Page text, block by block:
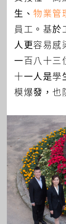
生、 物業管
員工。基於
人更容易感
一百八十三
十一人是學
模爆發，也